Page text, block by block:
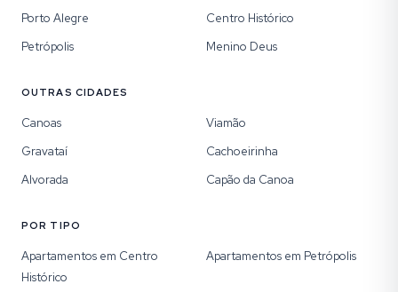
Porto Alegre
Centro Histórico
Petrópolis
Menino Deus
OUTRAS CIDADES
Canoas
Viamão
Gravataí
Cachoeirinha
Alvorada
Capão da Canoa
POR TIPO
Apartamentos em Centro
Histórico
Apartamentos em Petrópolis